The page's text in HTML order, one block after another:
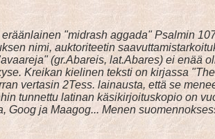
"midrash aggada" Psalmin
nimi, auktoriteetin
(gr.Abareis, lat.Abares) ei enää
Kreikan kielinen teksti on kirjassa
vertasin 2Tess. lainausta, että se
tunnettu latinan käsikirjoituskopio on
ja Maagog... Menen